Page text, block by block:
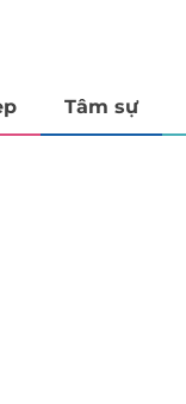
Tâm sự